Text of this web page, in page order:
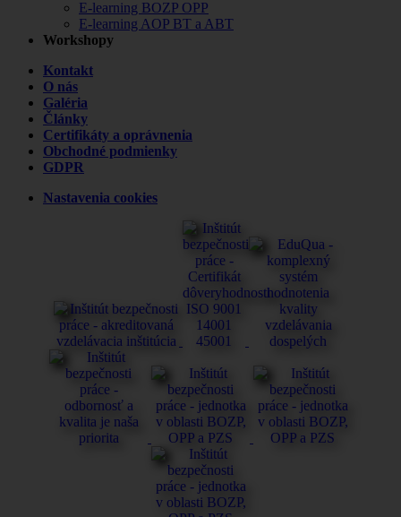
E-learning BOZP OPP
E-learning AOP BT a ABT
Workshopy
Kontakt
O nás
Galéria
Články
Certifikáty a oprávnenia
Obchodné podmienky
GDPR
Nastavenia cookies